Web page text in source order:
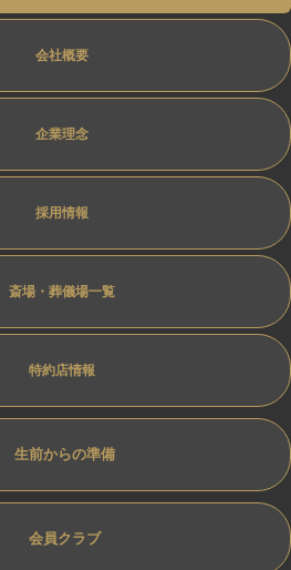
会社概要
企業理念
採用情報
斎場・葬儀場一覧
特約店情報
生前からの準備
会員クラブ